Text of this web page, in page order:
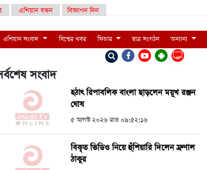
এশিয়ান বন্ধন বিজ্ঞাপন দিন
LIVE
এশিয়ান সংবাদ বিশ্বের খবর ফিচার ছাত্র সংগঠন অন্যান্য
সংবাদ
হঠাৎ রিপাবলিক বাংলা ছাড়লেন ময়ূখ রঞ্জন
ঘোষ
৫ আগস্ট ২০২৬ রাত ০৯:৫২:১৬
বিকৃত ভিডিও নিয়ে হুঁশিয়ারি দিলেন ম্রুণাল
ঠাকুর